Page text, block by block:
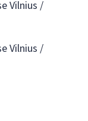
Vilnius /
Vilnius /